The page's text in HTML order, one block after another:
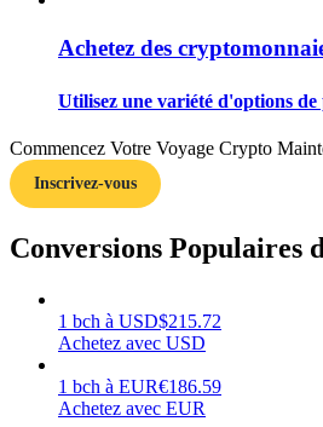
Guide
Achetez des
Utilisez une variété d'options
Commencez Votre Voyage Crypto
Inscrivez-vous
Conversions Populaires
1 bch à USD$215.72
Achetez avec USD
1 bch à EUR€186.59
Achetez avec EUR